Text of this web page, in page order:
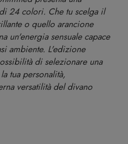
24 colori. Che tu scelga il
o quello arancione
un'energia sensuale capace
ambiente. L'edizione
di selezionare una
tua personalità,
versatilità del divano